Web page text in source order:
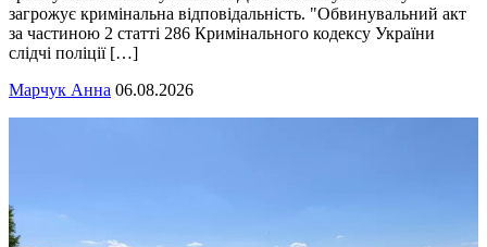
загрожує кримінальна відповідальність. "Обвинувальний акт
за частиною 2 статті 286 Кримінального кодексу України
слідчі поліції […]
Марчук Анна 06.08.2026